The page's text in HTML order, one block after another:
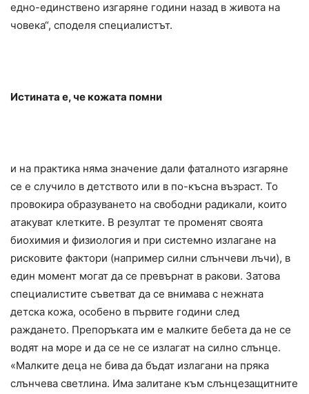
едно-единствено изгаряне години назад в живота на
човека“, споделя специалистът.
Истината е, че кожата помни
и на практика няма значение дали фаталното изгаряне
се е случило в детството или в по-късна възраст. То
провокира образуването на свободни радикали, които
атакуват клетките. В резултат те променят своята
биохимия и физиология и при системно излагане на
рисковите фактори (например силни слънчеви лъчи), в
един момент могат да се превърнат в ракови. Затова
специалистите съветват да се внимава с нежната
детска кожа, особено в първите години след
раждането. Препоръката им е малките бебета да не се
водят на море и да се не се излагат на силно слънце.
«Малките деца не бива да бъдат излагани на пряка
слънчева светлина. Има залитане към слънцезащитните